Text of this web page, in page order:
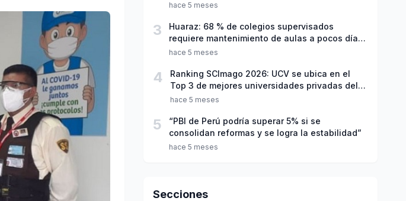
hace 5 meses
3
Huaraz: 68 % de colegios supervisados
requiere mantenimiento de aulas a pocos días
de inicio del año escolar 2026
hace 5 meses
4
Ranking SCImago 2026: UCV se ubica en el
Top 3 de mejores universidades privadas del
Perú
hace 5 meses
5
“PBI de Perú podría superar 5% si se
consolidan reformas y se logra la estabilidad”
hace 5 meses
Secciones